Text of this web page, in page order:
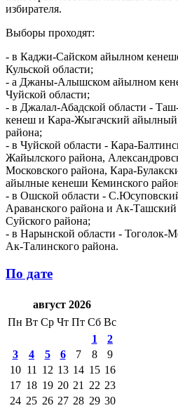
избирателя.
Выборы проходят:
- в Каджи-Сайском айылном
Кульской области;
- а Джаны-Алышском айылном
Чуйской области;
- в Джалал-Абадской области -
кенеш и Кара-Жыгачский
района;
- в Чуйской области - Кара-
Жайылского района,
Московского района, Кара-
айылные кенеши Кеминского
- в Ошской области -
Араванского района и Ак-
Суйского района;
- в Нарынской области -
Ак-Талинского района.
По дате
август 2026
Пн Вт Ср Чт Пт Сб Вс
1
2
3
4 5 6 7 8
9
10 11 12 13 14 15 16
17 18 19 20 21 22 23
24 25 26 27 28 29 30